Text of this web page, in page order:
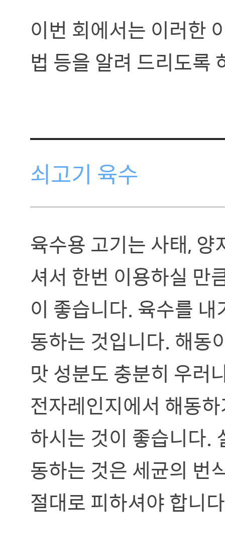
이번 회에서는 이러한
법 등을 알려 드리도록
쇠고기 육수
육수용 고기는 사태,
셔서 한번 이용하실 만
이 좋습니다. 육수를
동하는 것입니다. 해동
맛 성분도 충분히 우러
전자레인지에서 해동
하시는 것이 좋습니다.
동하는 것은 세균의 번
절대로 피하셔야 합니